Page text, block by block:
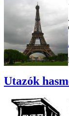
Utazók